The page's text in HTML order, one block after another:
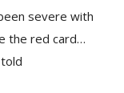
severe with
the red card…